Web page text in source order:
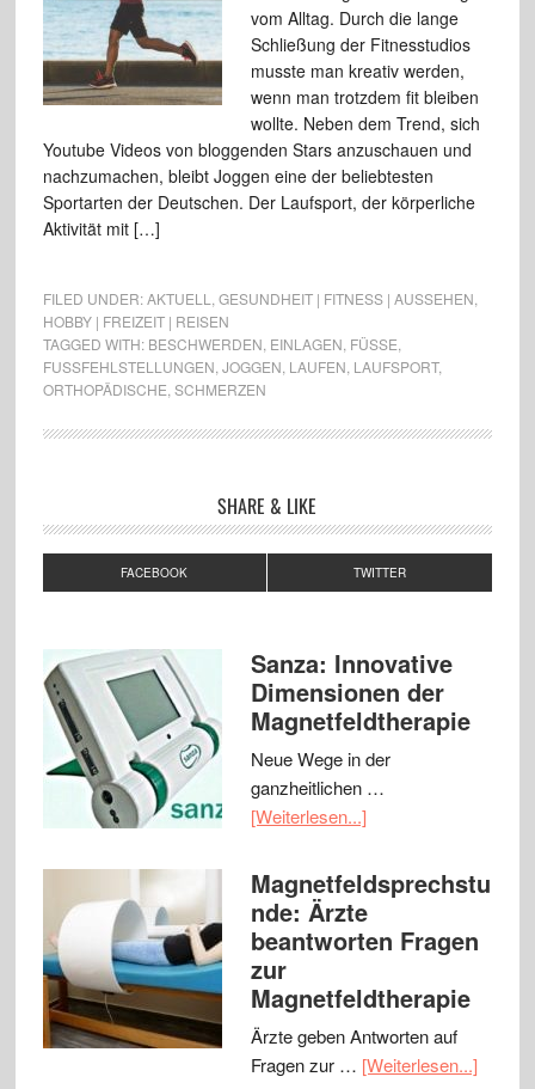
vom Alltag. Durch die lange
Schließung der Fitnesstudios
musste man kreativ werden,
wenn man trotzdem fit bleiben
wollte. Neben dem Trend, sich
Youtube Videos von bloggenden Stars anzuschauen und
nachzumachen, bleibt Joggen eine der beliebtesten
Sportarten der Deutschen. Der Laufsport, der körperliche
Aktivität mit […]
FILED UNDER:AKTUELL GESUNDHEIT | FITNESS | AUSSEHEN
HOBBY | FREIZEIT | REISEN
TAGGED WITH: BESCHWERDEN EINLAGEN FÜSSE
FUSSFEHLSTELLUNGEN
JOGGEN LAUFEN LAUFSPORT,
ORTHOPÄDISCHE SCHMERZEN
SHARE & LIKE
FACEBOOK TWITTER
Sanza: Innovative
Dimensionen der
Magnetfeldtherapie
Neue Wege in der
ganzheitlichen …
[Weiterlesen...]
Magnetfeldsprechstu
nde: Ärzte
beantworten Fragen
zur
Magnetfeldtherapie
Ärzte geben Antworten auf
Fragen zur … [Weiterlesen...]